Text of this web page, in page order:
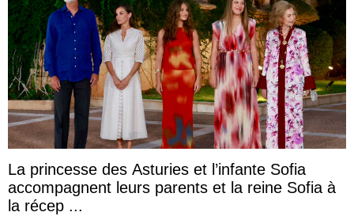
La princesse des Asturies et l’infante Sofia
accompagnent leurs parents et la reine Sofia à
la récep ...